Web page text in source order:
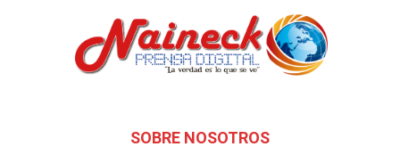
SOBRE NOSOTROS